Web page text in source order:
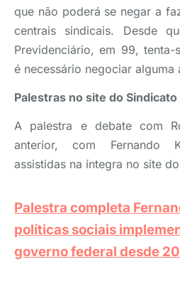
que não poderá se negar a
centrais sindicais. Desde
Previdenciário, em 99,
é necessário negociar alguma
Palestras no site do Sindicato
A palestra e debate com
anterior, com Fernando
assistidas na íntegra no site
Palestra completa
políticas sociais
governo federal desde